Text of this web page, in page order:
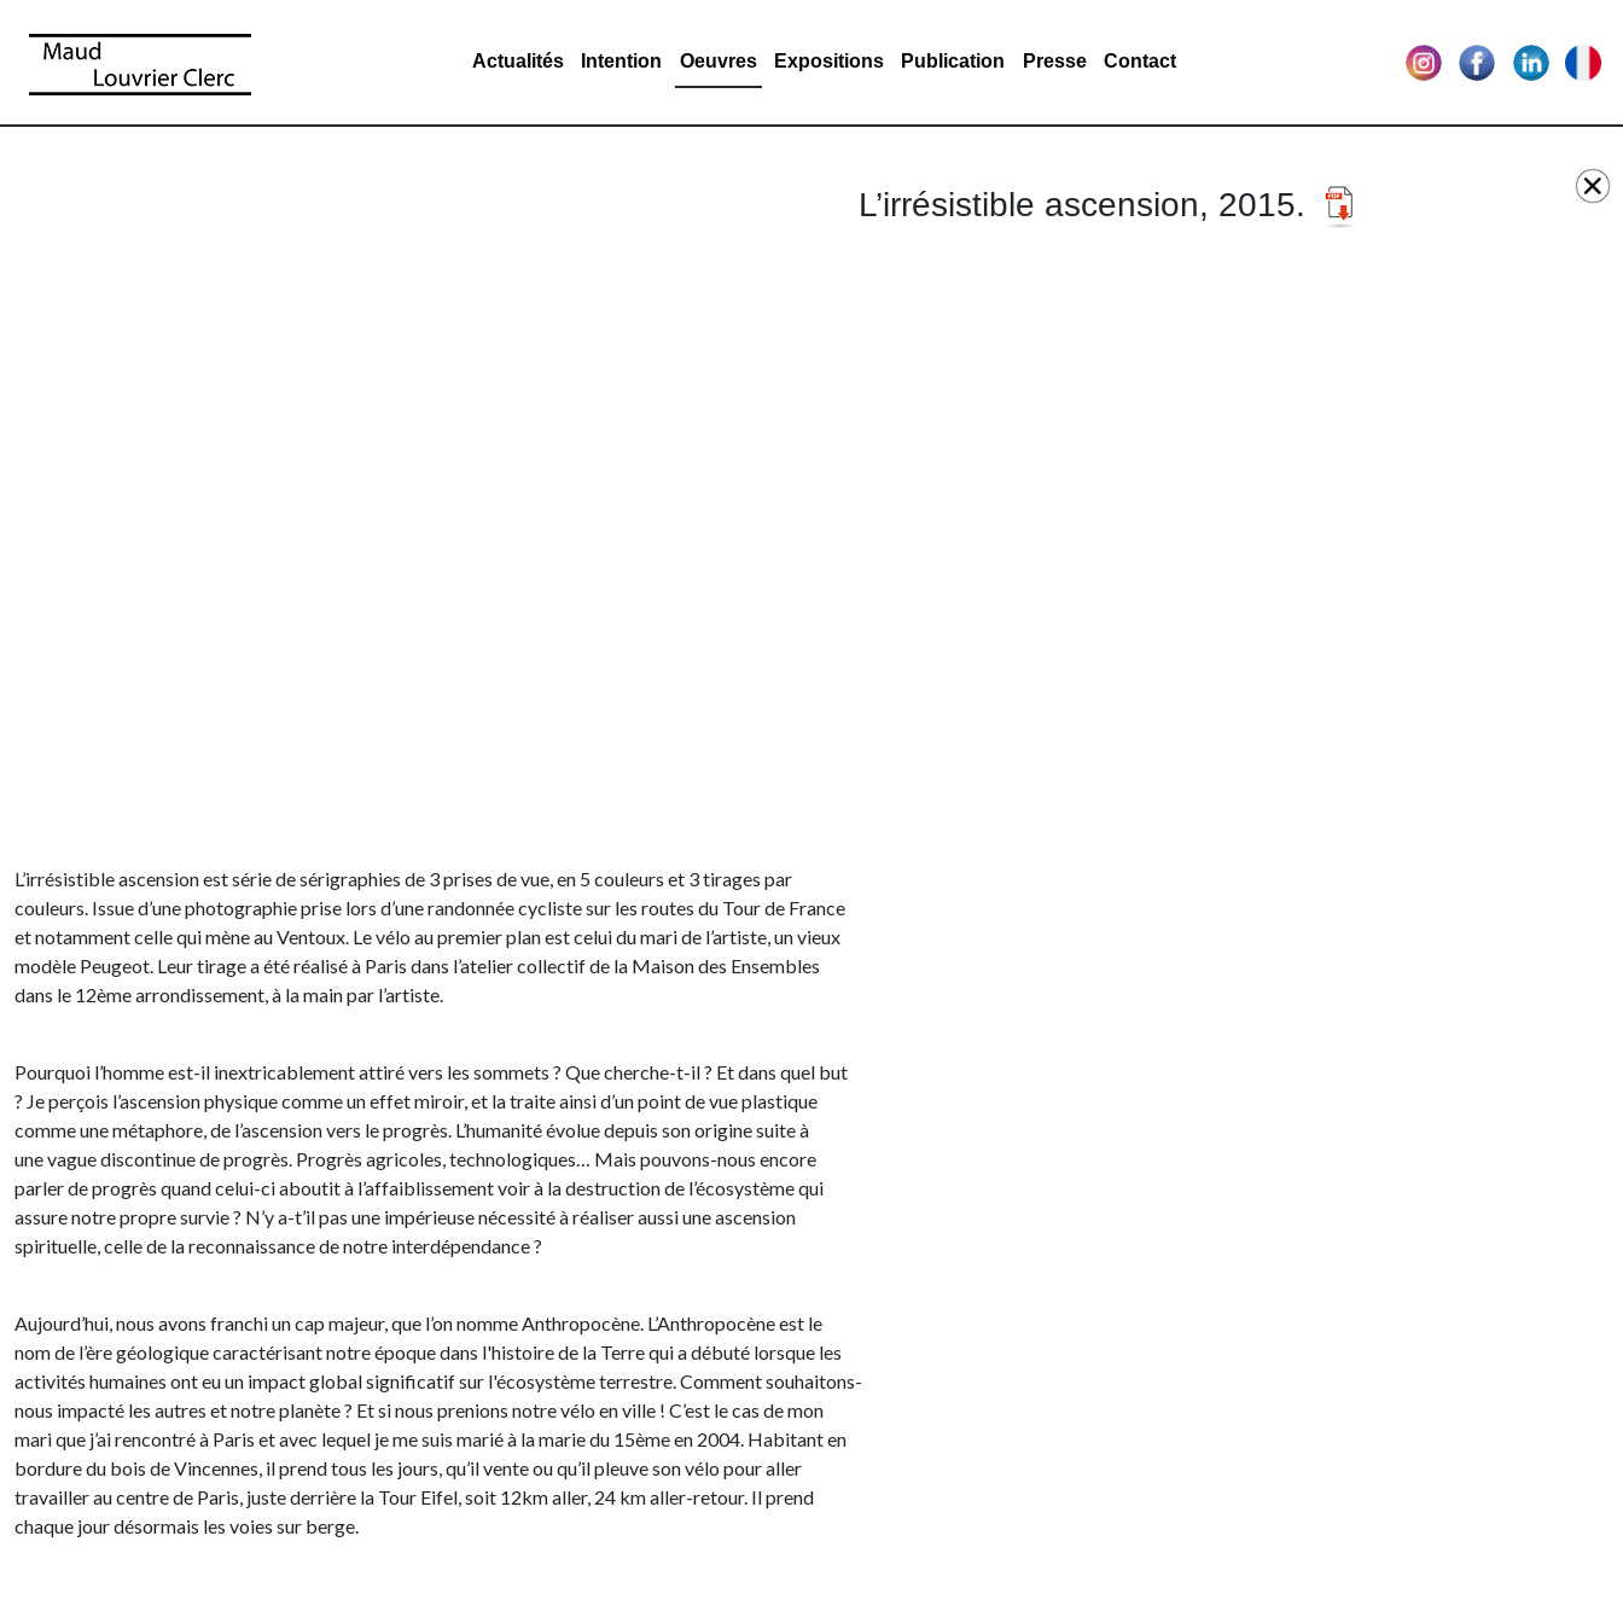
Actualités Intention Oeuvres Expositions Publication Presse Contact
L’irrésistible ascension, 2015.
L’irrésistible ascension est série de sérigraphies de 3 prises de vue, en 5 couleurs et 3 tirages par
couleurs. Issue d’une photographie prise lors d’une randonnée cycliste sur les routes du Tour de France
et notamment celle qui mène au Ventoux. Le vélo au premier plan est celui du mari de l’artiste, un vieux
modèle Peugeot. Leur tirage a été réalisé à Paris dans l’atelier collectif de la Maison des Ensembles
dans le 12ème arrondissement, à la main par l’artiste.
Pourquoi l’homme est-il inextricablement attiré vers les sommets ? Que cherche-t-il ? Et dans quel but
? Je perçois l’ascension physique comme un effet miroir, et la traite ainsi d’un point de vue plastique
comme une métaphore, de l’ascension vers le progrès. L’humanité évolue depuis son origine suite à
une vague discontinue de progrès. Progrès agricoles, technologiques… Mais pouvons-nous encore
parler de progrès quand celui-ci aboutit à l’affaiblissement voir à la destruction de l’écosystème qui
assure notre propre survie ? N’y a-t’il pas une impérieuse nécessité à réaliser aussi une ascension
spirituelle, celle de la reconnaissance de notre interdépendance ?
Aujourd’hui, nous avons franchi un cap majeur, que l’on nomme Anthropocène. L’Anthropocène est le
nom de l’ère géologique caractérisant notre époque dans l'histoire de la Terre qui a débuté lorsque les
activités humaines ont eu un impact global significatif sur l'écosystème terrestre. Comment souhaitons-
nous impacté les autres et notre planète ? Et si nous prenions notre vélo en ville ! C’est le cas de mon
mari que j’ai rencontré à Paris et avec lequel je me suis marié à la marie du 15ème en 2004. Habitant en
bordure du bois de Vincennes, il prend tous les jours, qu’il vente ou qu’il pleuve son vélo pour aller
travailler au centre de Paris, juste derrière la Tour Eifel, soit 12km aller, 24 km aller-retour. Il prend
chaque jour désormais les voies sur berge.